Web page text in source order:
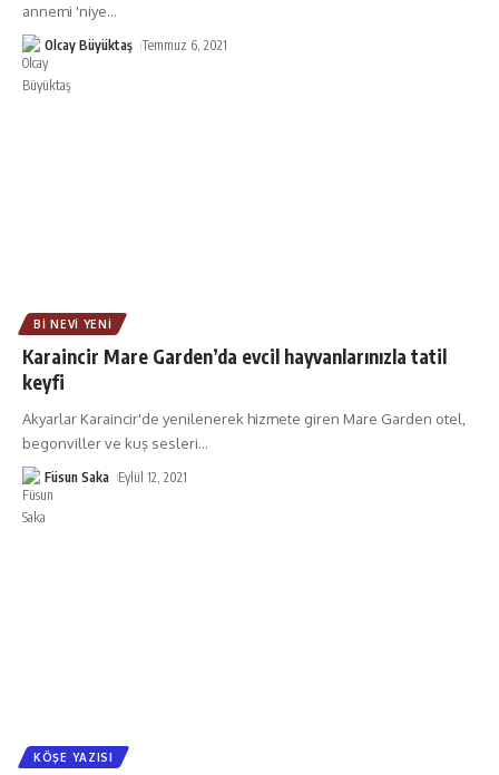
annemi 'niye…
Olcay Büyüktaş Temmuz 6, 2021
BI NEVI YENI
Karaincir Mare Garden’da evcil hayvanlarınızla tatil
keyfi
Akyarlar Karaincir'de yenilenerek hizmete giren Mare Garden otel,
begonviller ve kuş sesleri…
Füsun Saka Eylül 12, 2021
KÖŞE YAZISI